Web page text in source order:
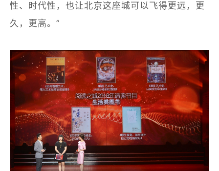
性、时代性，也让北京这座城可以飞得更远，更
久，更高。”